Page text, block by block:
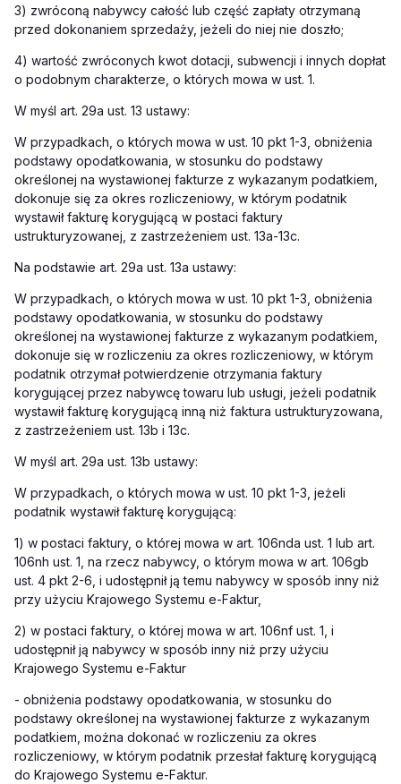
3) zwróconą nabywcy całość lub część zapłaty otrzymaną
przed dokonaniem sprzedaży, jeżeli do niej nie doszło;
4) wartość zwróconych kwot dotacji, subwencji i innych dopłat
o podobnym charakterze, o których mowa w ust. 1.
W myśl art. 29a ust. 13 ustawy:
W przypadkach, o których mowa w ust. 10 pkt 1-3, obniżenia
podstawy opodatkowania, w stosunku do podstawy
określonej na wystawionej fakturze z wykazanym podatkiem,
dokonuje się za okres rozliczeniowy, w którym podatnik
wystawił fakturę korygującą w postaci faktury
ustrukturyzowanej, z zastrzeżeniem ust. 13a-13c.
Na podstawie art. 29a ust. 13a ustawy:
W przypadkach, o których mowa w ust. 10 pkt 1-3, obniżenia
podstawy opodatkowania, w stosunku do podstawy
określonej na wystawionej fakturze z wykazanym podatkiem,
dokonuje się w rozliczeniu za okres rozliczeniowy, w którym
podatnik otrzymał potwierdzenie otrzymania faktury
korygującej przez nabywcę towaru lub usługi, jeżeli podatnik
wystawił fakturę korygującą inną niż faktura ustrukturyzowana,
z zastrzeżeniem ust. 13b i 13c.
W myśl art. 29a ust. 13b ustawy:
W przypadkach, o których mowa w ust. 10 pkt 1-3, jeżeli
podatnik wystawił fakturę korygującą:
1) w postaci faktury, o której mowa w art. 106nda ust. 1 lub art.
106nh ust. 1, na rzecz nabywcy, o którym mowa w art. 106gb
ust. 4 pkt 2-6, i udostępnił ją temu nabywcy w sposób inny niż
przy użyciu Krajowego Systemu e-Faktur,
2) w postaci faktury, o której mowa w art. 106nf ust. 1, i
udostępnił ją nabywcy w sposób inny niż przy użyciu
Krajowego Systemu e-Faktur
- obniżenia podstawy opodatkowania, w stosunku do
podstawy określonej na wystawionej fakturze z wykazanym
podatkiem, można dokonać w rozliczeniu za okres
rozliczeniowy, w którym podatnik przesłał fakturę korygującą
do Krajowego Systemu e-Faktur.